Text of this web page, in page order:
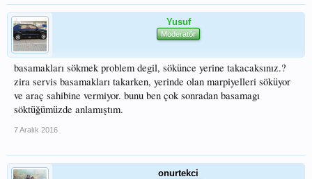
sonra kesin gözü ile bakıyorum fırsat
bulup araçı bir türlü götüremedim tabi
Aslına bakarsanız yan basamaklar benimde hiç hoşuma gitmiyor aracı
aldığımdan beri yan basamaklar için düz ve aracın şasi hizasında basamaklar
var veya motor ve şanzuman koruması yaptığımda demirden yapılabilirse yan
basamak demir olarak düşünüyorum
Gürcan bey Şimdiki araç seçiminiz gerçekten arazi olarak yüksek kabiliyette
sizdeki kasanın 2,8 crdi motorunu düşündüm yalan yok.
Bazen aracımı işyerimizde müşteri ziyaretleri vs.(bazı günler 150-200 km yol
yapıyorum) olarak'da kullandığım için jeep hem yaş aralığı ve dizelin düşük km
olarak bulmak gerçekten sorun teşkil etti düşük km bulduklarım ciddi rakamlarla
bana geldi ama evet güzel araç.
SM-A710F cihazımdan Tapatalk kullanılarak gönderildi
Yusuf
Moderatör
basamakları sökmek problem degil, sökünce yerine takacaksınız.?
zira servis basamakları takarken, yerinde olan marpiyelleri söküyor
ve araç sahibine vermiyor. bunu ben çok sonradan basamagı
söktüğümüzde anlamıştım.
7 Aralık 2016
onurtekci